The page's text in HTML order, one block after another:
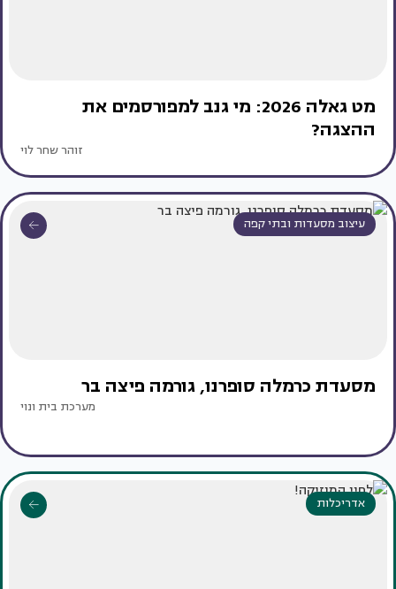
מט גאלה 2026: מי גנב למפורסמים את
ההצגה?
זוהר שחר לוי
עיצוב מסעדות ובתי קפה
מסעדת כרמלה סופרנו, גורמה פיצה בר
מערכת בית ונוי
אדריכלות